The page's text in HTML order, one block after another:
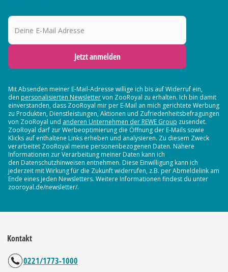
Deine E-Mail Adresse
Jetzt anmelden
Mit Absenden meiner E-Mail-Adresse willige ich bis auf Widerruf ein,
den personalisierten Newslettervon ZooRoyal zu erhalten. Ich bin damit
einverstanden, dass ZooRoyal mir per E-Mail an mich gerichtete Werbung
zu Produkten, Dienstleistungen, Aktionen und Zufriedenheitsbefragungen
von ZooRoyal und anderen Unternehmen der REWE Group zusendet.
ZooRoyal darf zur Werbeoptimierung die Öffnung der E-Mails sowie
Klicks auf enthaltene Links erheben und analysieren. Zu diesem Zweck
verarbeitet ZooRoyal meine personenbezogenen Daten. Nähere
Informationen zur Verarbeitung meiner Daten kann ich
den Datenschutzhinweisen entnehmen. Diese Einwilligung kann ich
jederzeit mit Wirkung für die Zukunft widerrufen, z.B. per Abmeldelink am
Ende eines jeden Newsletters. Weitere Informationen findest du unter
zooroyal.de/newsletter/.
Kontakt
0221/1773-1000